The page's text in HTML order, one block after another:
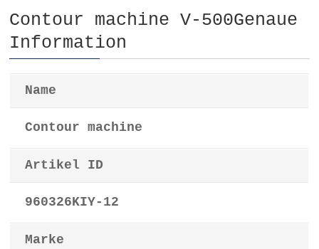
Contour machine V-500Genaue
Information
Name
Contour machine
Artikel ID
960326KIY-12
Marke